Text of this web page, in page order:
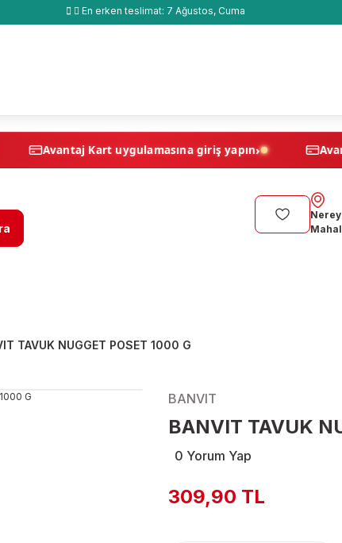
En erken teslimat: 7 Ağustos, Cuma
Avantaj Kart uygulamasına giriş yapın
TAVUK NUGGET POSET 1000 G
BANVIT
BANVIT TAVUK
0 Yorum Yap
309,90 TL